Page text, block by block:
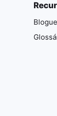
Blogue